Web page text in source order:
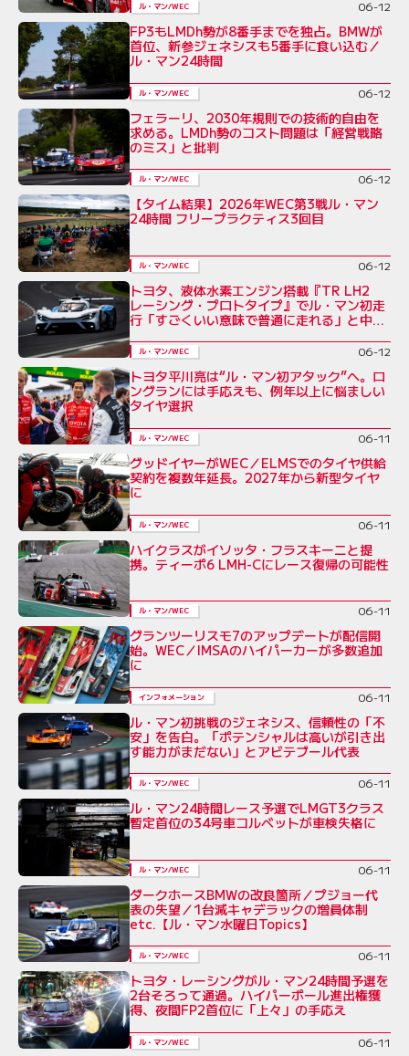
ル・マン/WEC 06-12
FP3もLMDh勢が8番手までを独占。BMWが
首位、新参ジェネシスも5番手に食い込む／
ル・マン24時間
ル・マン/WEC 06-12
フェラーリ、2030年規則での技術的自由を
求める。LMDh勢のコスト問題は「経営戦略
のミス」と批判
ル・マン/WEC 06-12
【タイム結果】2026年WEC第3戦ル・マン
24時間 フリープラクティス3回目
ル・マン/WEC 06-12
トヨタ、液体水素エンジン搭載『TR LH2
レーシング・プロトタイプ』でル・マン初走
行「すごくいい意味で普通に走れる」と中嶋
ル・マン/WEC 06-12
トヨタ平川亮は“ル・マン初アタック”へ。ロ
ングランには手応えも、例年以上に悩ましい
タイヤ選択
ル・マン/WEC 06-11
グッドイヤーがWEC／ELMSでのタイヤ供給
契約を複数年延長。2027年から新型タイヤ
に
ル・マン/WEC 06-11
ハイクラスがイソッタ・フラスキーニと提
携。ティーポ6 LMH-Cにレース復帰の可能性
ル・マン/WEC 06-11
グランツーリスモ7のアップデートが配信開
始。WEC／IMSAのハイパーカーが多数追加
に
インフォメーション 06-11
ル・マン初挑戦のジェネシス、信頼性の「不
安」を告白。「ポテンシャルは高いが引き出
す能力がまだない」とアビテブール代表
ル・マン/WEC 06-11
ル・マン24時間レース予選でLMGT3クラス
暫定首位の34号車コルベットが車検失格に
ル・マン/WEC 06-11
ダークホースBMWの改良箇所／プジョー代
表の失望／1台減キャデラックの増員体制
etc.【ル・マン水曜日Topics】
ル・マン/WEC 06-11
トヨタ・レーシングがル・マン24時間予選を
2台そろって通過。ハイパーポール進出権獲
得、夜間FP2首位に「上々」の手応え
ル・マン/WEC 06-11